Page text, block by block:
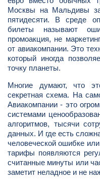
Москвы на Мальдивы
пятидесяти. В среде
билеты называют
промоакция, не
от авиакомпании. Это
который иногда
точку планеты.
Многие думают, что
секретная схема. На
Авиакомпании - это
системами
алгоритмов, тысячи
данных. И где есть
человеческой ошибке
тарифы появляются
считанные минуты или
заметит неладное и не